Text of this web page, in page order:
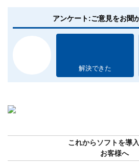
アンケート:ご意見をお聞
解決できた
これからソフトを導
お客様へ